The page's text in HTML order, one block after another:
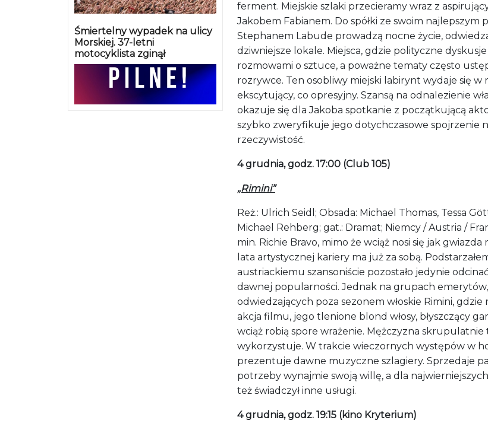
Śmiertelny wypadek na ulicy
Morskiej. 37-letni
motocyklista zginął
ferment. Miejskie szlaki przecieramy wraz z
Jakobem Fabianem. Do spółki ze swoim najlepszym
Stephanem Labude prowadzą nocne życie,
dziwniejsze lokale. Miejsca, gdzie polityczne dyskusje
rozmowami o sztuce, a poważne tematy często
rozrywce. Ten osobliwy miejski labirynt wydaje się w
ekscytujący, co opresyjny. Szansą na odnalezienie
okazuje się dla Jakoba spotkanie z początkującą
szybko zweryfikuje jego dotychczasowe spojrzenie
rzeczywistość.
4 grudnia, godz. 17:00 (Club 105)
„Rimini”
Reż.: Ulrich Seidl; Obsada: Michael Thomas, Tessa
Michael Rehberg; gat.: Dramat; Niemcy / Austria /
min. Richie Bravo, mimo że wciąż nosi się jak gwiazda
lata artystycznej kariery ma już za sobą.
austriackiemu szansoniście pozostało jedynie
dawnej popularności. Jednak na grupach emerytów,
odwiedzających poza sezonem włoskie Rimini, gdzie
akcja filmu, jego tlenione blond włosy, błyszczący
wciąż robią spore wrażenie. Mężczyzna skrupulatnie
wykorzystuje. W trakcie wieczornych występów w
prezentuje dawne muzyczne szlagiery. Sprzedaje
potrzeby wynajmie swoją willę, a dla
też świadczył inne usługi.
4 grudnia, godz. 19:15 (kino Kryterium)